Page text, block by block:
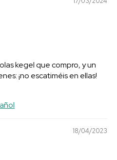
kegel que compro, y un
¡no escatiméis en ellas!
18/04/2023